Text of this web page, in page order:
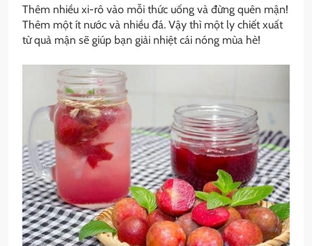
Thêm nhiều xi-rô vào mỗi thức uống và đừng quên mận!
Thêm một ít nước và nhiều đá. Vậy thì một ly chiết xuất
từ ​​quả mận sẽ giúp bạn giải nhiệt cái nóng mùa hè!